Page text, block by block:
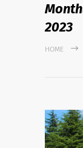
2023
HOME